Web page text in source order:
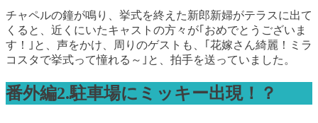
チャペルの鐘が鳴り、挙式を終えた新郎新婦がテラスに出て
くると、近くにいたキャストの方々が｢おめでとうございま
す！｣と、声をかけ、周りのゲストも、｢花嫁さん綺麗！ミラ
コスタで挙式って憧れる～｣と、拍手を送っていました。
番外編2.駐車場にミッキー出現！？